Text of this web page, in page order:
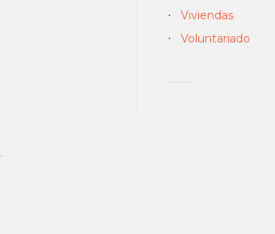
Viviendas
Voluntariado